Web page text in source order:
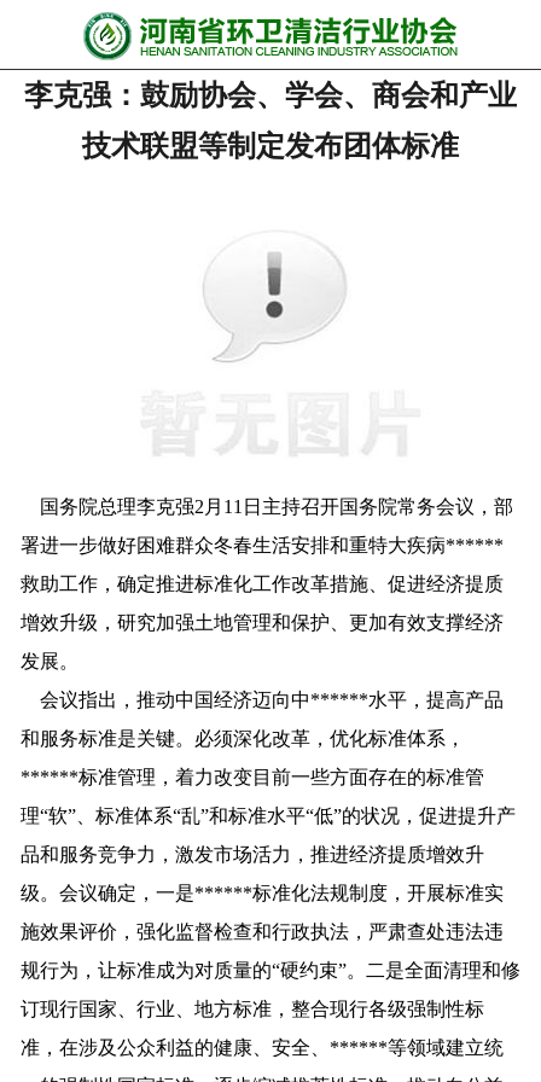
网站首页
协会动态
行业资讯
关于协会
联系我们
李克强：鼓励协会、学会、商会和产业
技术联盟等制定发布团体标准
国务院总理李克强2月 11 日主持召开国务院常务会议，部
署进一步做好困难群众冬春生活安排和重特大疾病******
救助工作，确定推进标准化工作改革措施、促进经济提质
增效升级，研究加强土地管理和保护、更加有效支撑经济
发展。
会议指出，推动中国经济迈向中******水平，提高产品
和服务标准是关键。必须深化改革，优化标准体系，
******标准管理，着力改变目前一些方面存在的标准管
理“软”、标准体系“乱”和标准水平“低”的状况，促进提升产
品和服务竞争力，激发市场活力，推进经济提质增效升
级。会议确定， 一是******标准化法规制度，开展标准实
施效果评价，强化监督检查和行政执法，严肃查处违法违
规行为，让标准成为对质量的“硬约束”。二是全面清理和修
订现行国家、行业、地方标准，整合现行各级强制性标
准，在涉及公众利益的健康、安全、******等领域建立统